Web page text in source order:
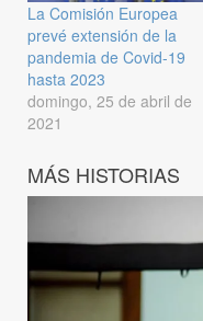
La Comisión Europea
prevé extensión de la
pandemia de Covid-19
hasta 2023
domingo, 25 de abril de
2021
MÁS HISTORIAS